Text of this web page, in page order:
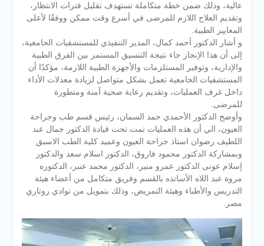
عالية، وذلك ضمن خطة متكاملة تستهدف تقليل فترات الانتظار،
وتقديم العلاج اللازم للمرضى في أسرع وقت ممكن ووفقًا لأعلى
المعايير الطبية.
و أشار الدكتور أحمد كمال، المدير التنفيذي للمستشفيات الجامعية،
إلى أن هذا الإنجاز جاء نتيجة التنسيق المستمر بين الفرق الطبية
والإدارية، وتوفير المستلزمات والأجهزة الطبية اللازمة، مؤكدًا أن
المستشفيات الجامعية تعمل بشكل متواصل لزيادة معدلات الأداء
داخل غرف العمليات، وتقديم رعاية صحية آمنة ومتطورة
للمرضى.
وأوضح الدكتور الأحمدي حمد السمان، رئيس قسم طب وجراحة
العيون، الي أن هذه العمليات تمت تحت قيادة الدكتور جمال عبد
اللطيف رضوان استاذ جراحة العيون وعميد كلية الطب الاسبق
وبمشاركة الدكتور محمود فاروق، الدكتور اسلام سعد والدكتور
إسلام عونى الدكتور عمرو منير، الدكتور محمد عنبر، الدكتوره
مروة عبد اللاه الأساتذه بالقسم وفريق متكامل من أعضاء هيئة
التدريس والأطباء وهيئة التمريض، وذلك بتمويل من نوادي روتاري
مصر.